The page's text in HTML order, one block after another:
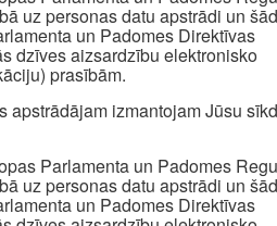
uz personas datu apstrādi un
un Padomes Direktīvas
dzīves aizsardzību elektronisko
prasībām.
izmantojam Jūsu
Parlamenta un Padomes
uz personas datu apstrādi un
un Padomes Direktīvas